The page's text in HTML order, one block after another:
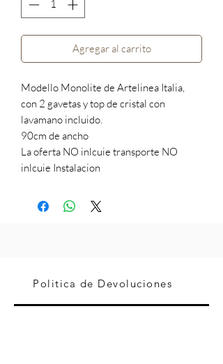
Agregar al carrito
Modello Monolite de Artelinea Italia,
con 2 gavetas y top de cristal con
lavamano incluido.
90cm de ancho
La oferta NO inlcuie transporte NO
inlcuie Instalacion
Politica de Devoluciones